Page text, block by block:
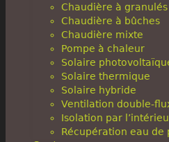
Chaudière à granulés
Chaudière à bûches
Chaudière mixte
Pompe à chaleur
Solaire
Solaire thermique
Solaire hybride
Ventilation double-
Isolation par
Récupération eau de